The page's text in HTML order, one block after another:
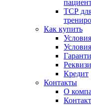
ТСР
Как купить
Кредит
Контакты
О